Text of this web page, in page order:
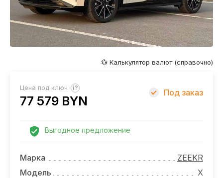
ОТЗЫВЫ
ВАКАНСИИ
КОНТАКТЫ
💱 Калькулятор валют (справочно)
Цена под ключ ?
77 579 BYN
Под заказ
Выгодное предложение
Марка
ZEEKR
Модель
X